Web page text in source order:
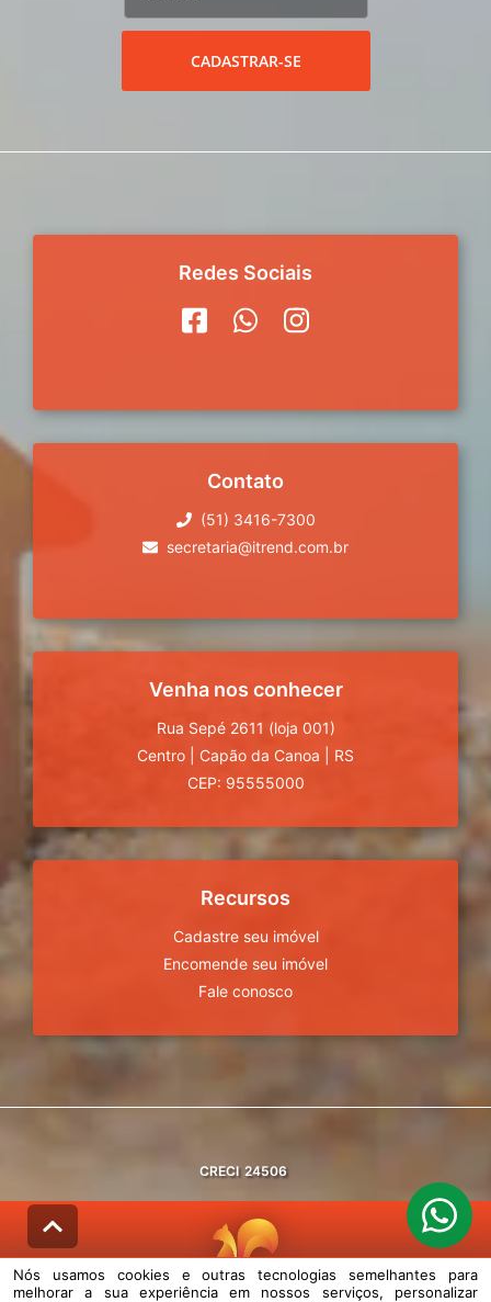
CADASTRAR-SE
Redes Sociais
Contato
(51) 3416-7300
secretaria@itrend.com.br
Venha nos conhecer
Rua Sepé 2611 (loja 001)
Centro
Capão da Canoa
RS
CEP: 95555000
Recursos
Cadastre seu imóvel
Encomende seu imóvel
Fale conosco
CRECI 24506
© DESENVOLVIDO PELAAGIL.NET
Nós usamos cookies e outras tecnologias semelhantes para
melhorar a sua experiência em nossos serviços, personalizar